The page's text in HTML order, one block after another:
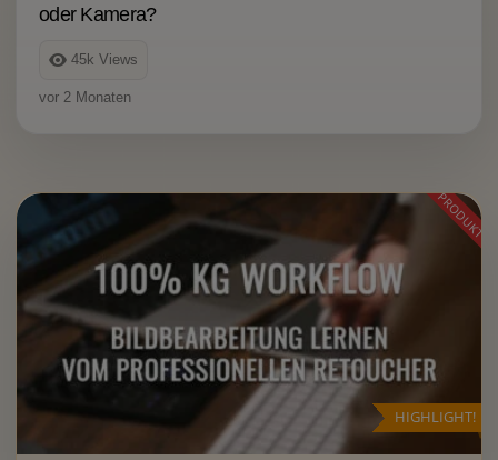
45k Views
oder Kamera?
vor 2 Monaten
HIGHLIGHT!
PRODUKT